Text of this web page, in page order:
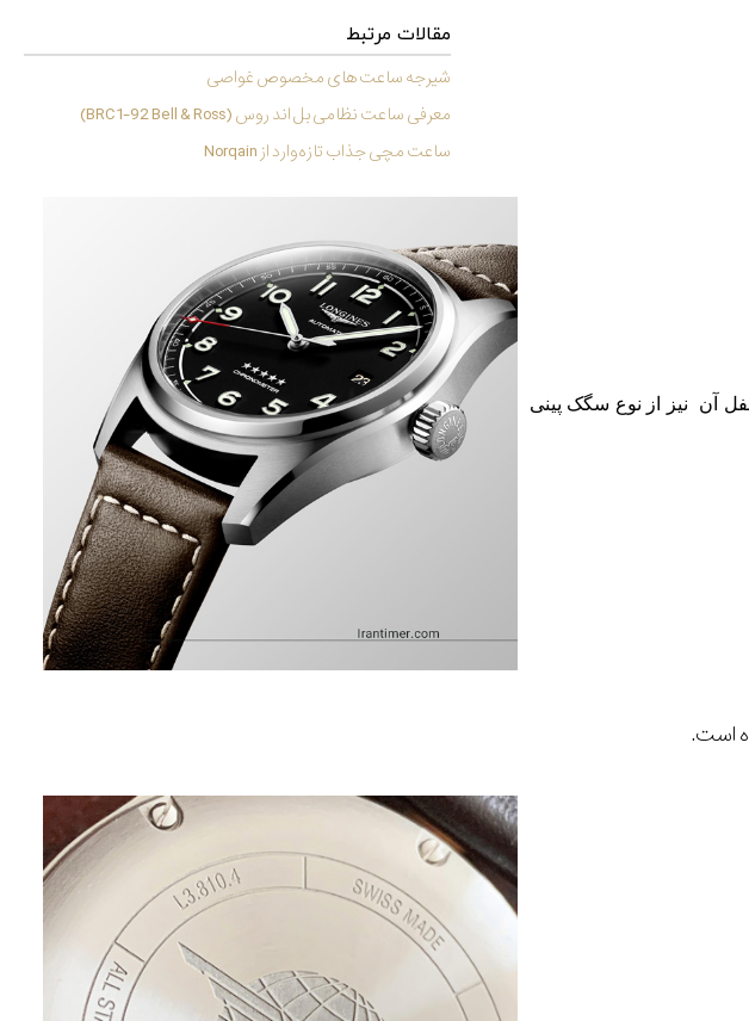
مقالات مرتبط
شیرجه ساعت های مخصوص غواصی
معرفی ساعت نظامی بل اند روس (BRC1-92 Bell & Ross)
ساعت مچی جذاب تازه‌وارد از Norqain
آن نیز از نوع سگک پینی
است.